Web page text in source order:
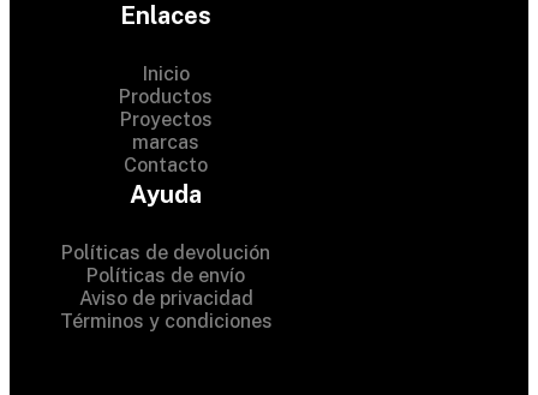
Enlaces
Inicio
Productos
Proyectos
marcas
Contacto
Ayuda
Políticas de devolución
Políticas de envío
Aviso de privacidad
Términos y condiciones